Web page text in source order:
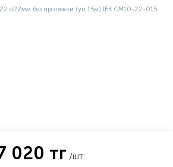
020 тг /шт